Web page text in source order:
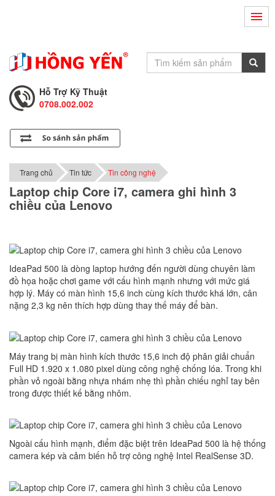
Tư Vấn Bán Hàng
Hỗ Trợ Kỹ Thuật
0708.002.002
0708.001.001
Trang chủ Tin tức Tin công nghệ
Laptop chip Core i7, camera ghi hình 3
chiều của Lenovo
IdeaPad 500 là dòng laptop hướng đến người dùng chuyên làm
đồ họa hoặc chơi game với cấu hình mạnh nhưng với mức giá
hợp lý. Máy có màn hình 15,6 inch cùng kích thước khá lớn, cân
nặng 2,3 kg nên thích hợp dùng thay thế máy để bàn.
Máy trang bị màn hình kích thước 15,6 inch độ phân giải chuẩn
Full HD 1.920 x 1.080 pixel dùng công nghệ chống lóa. Trong khi
phần vỏ ngoài bằng nhựa nhám nhẹ thì phần chiếu nghỉ tay bên
trong được thiết kế bằng nhôm.
Ngoài cấu hình mạnh, điểm đặc biệt trên IdeaPad 500 là hệ thống
camera kép và cảm biến hỗ trợ công nghệ Intel RealSense 3D.